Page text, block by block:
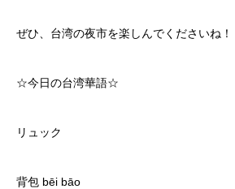
ぜひ、台湾の夜市を楽しんでくださいね！
☆今日の台湾華語☆
リュック
背包 bēi bāo